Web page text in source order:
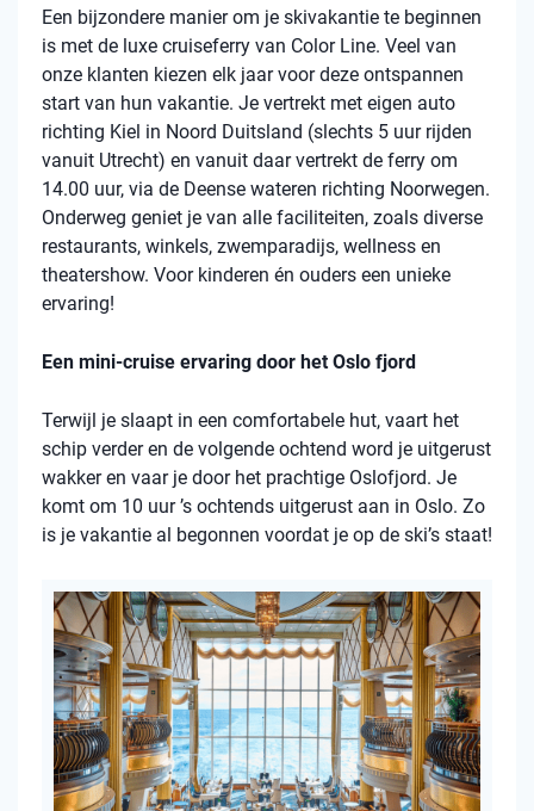
Een bijzondere manier om je skivakantie te beginnen
is met de luxe cruiseferry van Color Line. Veel van
onze klanten kiezen elk jaar voor deze ontspannen
start van hun vakantie. Je vertrekt met eigen auto
richting Kiel in Noord Duitsland (slechts 5 uur rijden
vanuit Utrecht) en vanuit daar vertrekt de ferry om
14.00 uur, via de Deense wateren richting Noorwegen.
Onderweg geniet je van alle faciliteiten, zoals diverse
restaurants, winkels, zwemparadijs, wellness en
theatershow. Voor kinderen én ouders een unieke
ervaring!
Een mini-cruise ervaring door het Oslo fjord
Terwijl je slaapt in een comfortabele hut, vaart het
schip verder en de volgende ochtend word je uitgerust
wakker en vaar je door het prachtige Oslofjord. Je
komt om 10 uur ’s ochtends uitgerust aan in Oslo. Zo
is je vakantie al begonnen voordat je op de ski’s staat!